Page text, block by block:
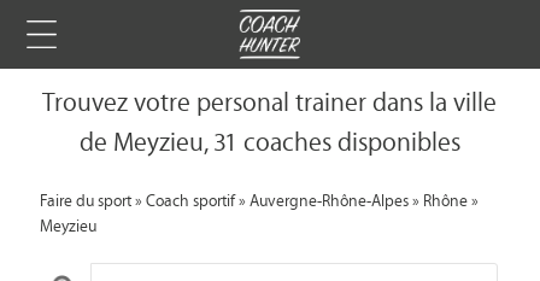
Trouvez votre personal trainer dans la ville
de Meyzieu, 31 coaches disponibles
Faire du sport»Coach sportif»Auvergne-Rhône-Alpes»Rhône»
Meyzieu